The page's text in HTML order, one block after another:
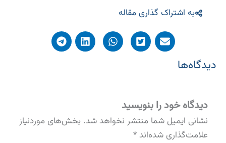
به اشتراک گذاری مقاله
دیدگاه‌ها
دیدگاه‌ خود را بنویسید
نشانی ایمیل شما منتشر نخواهد شد. بخش‌های موردنیاز
علامت‌گذاری شده‌اند*